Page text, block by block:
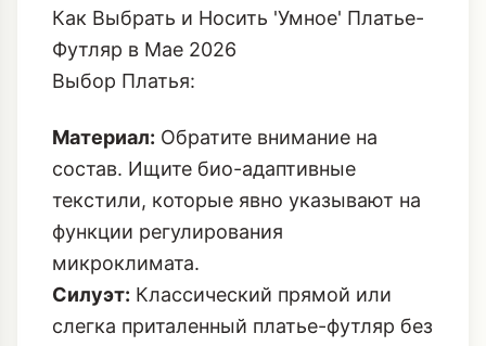
Как Выбрать и Носить 'Умное' Платье-
Футляр в Мае 2026
Выбор Платья:
Материал: Обратите внимание на
состав. Ищите био-адаптивные
текстили, которые явно указывают на
функции регулирования
микроклимата.
Силуэт: Классический прямой или
слегка приталенный платье-футляр без